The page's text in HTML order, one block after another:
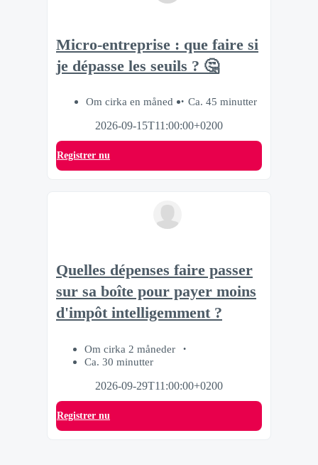
Micro-entreprise : que faire si
je dépasse les seuils ? 🤔
Om cirka en måned
Ca. 45 minutter
2026-09-15T11:00:00+0200
Registrer nu
Quelles dépenses faire passer
sur sa boîte pour payer moins
d'impôt intelligemment ?
Om cirka 2 måneder
Ca. 30 minutter
2026-09-29T11:00:00+0200
Registrer nu